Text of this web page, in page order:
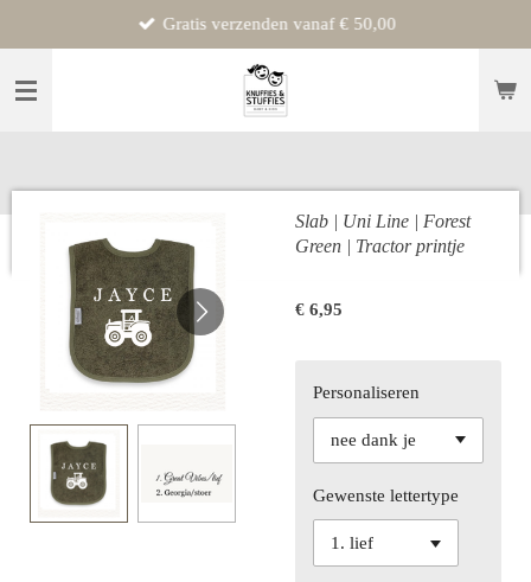
direct
naar
Gratis verzenden vanaf € 50,00
Slab | Uni Line | Forest
Green | Tractor printje
€ 6,95
Personaliseren
Gewenste lettertype